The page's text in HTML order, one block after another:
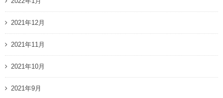
2021年12月
2021年11月
2021年10月
2021年9月